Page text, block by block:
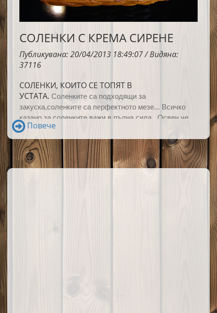
СОЛЕНКИ С КРЕМА СИРЕНЕ
Публикувана: 20/04/2013 18:49:07 / Видяна:
37116
СОЛЕНКИ, КОИТО СЕ ТОПЯТ В
УСТАТА. Соленките са подходящи за
закуска,соленките са перфектното мезе... Всичко
казано за соленките важи в пълна сила.
Освен че
са универсална храна, бързите соленки с крема
сирене се приготвят наистина бързо и много лесно.
Повече